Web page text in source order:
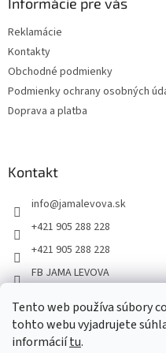
Tento web používa súbory
tohto webu vyjadrujete
informáciítu.
Reklamácie
Kontakty
Obchodné podmienky
Podmienky ochrany osobných
Doprava a platba
Kontakt
info@jamalevova.sk
+421 905 288 228
+421 905 288 228
FB JAMA LEVOVA
JamaLevova
+421905288228